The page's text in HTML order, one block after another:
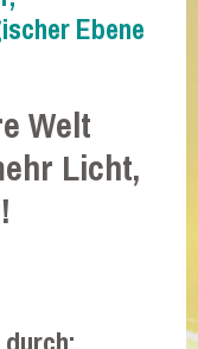
Ebene
Welt
Licht,